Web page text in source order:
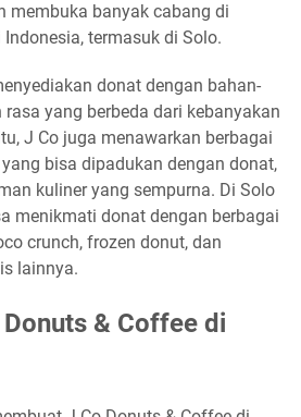
membuka banyak cabang di
termasuk di Solo.
donat dengan bahan-
yang berbeda dari kebanyakan
J Co juga menawarkan berbagai
bisa dipadukan dengan donat,
kuliner yang sempurna. Di Solo
menikmati donat dengan berbagai
crunch, frozen donut, dan
lainnya.
& Coffee di